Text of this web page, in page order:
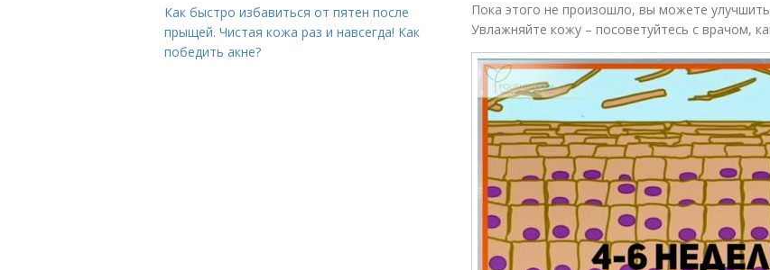
Пока этого не произошло, вы можете
Увлажняйте кожу – посоветуйтесь с врачом,
Как быстро избавиться от пятен после
прыщей. Чистая кожа раз и навсегда! Как
победить акне?